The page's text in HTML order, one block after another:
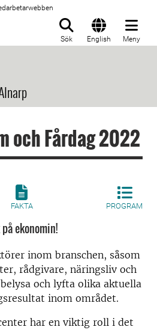
Sök English Meny
och Fårdag 2022
FAKTA PROGRAM
ekonomin!
inom branschen, såsom
rådgivare, näringsliv och
och lyfta olika aktuella
inom området.
har en viktig roll i det